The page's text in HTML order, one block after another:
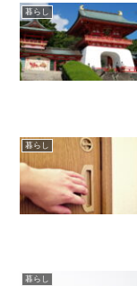
暮らし
暮らし
暮らし